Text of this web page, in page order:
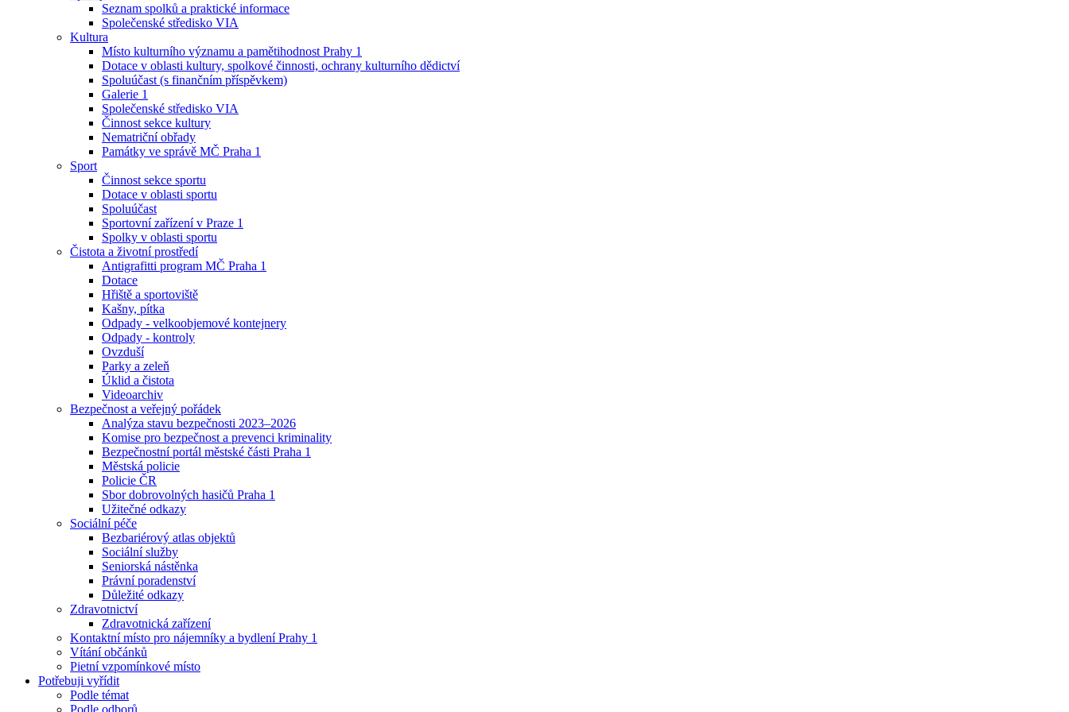
Seznam spolků a praktické informace
Společenské středisko VIA
Kultura
Místo kulturního významu a pamětihodnost Prahy 1
Dotace v oblasti kultury, spolkové činnosti, ochrany kulturního dědictví
Spoluúčast (s finančním příspěvkem)
Galerie 1
Společenské středisko VIA
Činnost sekce kultury
Nematriční obřady
Památky ve správě MČ Praha 1
Sport
Činnost sekce sportu
Dotace v oblasti sportu
Spoluúčast
Sportovní zařízení v Praze 1
Spolky v oblasti sportu
Čistota a životní prostředí
Antigrafitti program MČ Praha 1
Dotace
Hřiště a sportoviště
Kašny, pítka
Odpady - velkoobjemové kontejnery
Odpady - kontroly
Ovzduší
Parky a zeleň
Úklid a čistota
Videoarchiv
Bezpečnost a veřejný pořádek
Analýza stavu bezpečnosti 2023–2026
Komise pro bezpečnost a prevenci kriminality
Bezpečnostní portál městské části Praha 1
Městská policie
Policie ČR
Sbor dobrovolných hasičů Praha 1
Užitečné odkazy
Sociální péče
Bezbariérový atlas objektů
Sociální služby
Seniorská nástěnka
Právní poradenství
Důležité odkazy
Zdravotnictví
Zdravotnická zařízení
Kontaktní místo pro nájemníky a bydlení Prahy 1
Vítání občánků
Pietní vzpomínkové místo
Potřebuji vyřídit
Podle témat